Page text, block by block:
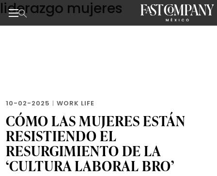
Skip
to
the
liderazgo mujeres
10-02-2025 | WORK LIFE
CÓMO LAS MUJERES ESTÁN
RESISTIENDO EL
RESURGIMIENTO DE LA
‘CULTURA LABORAL BRO’